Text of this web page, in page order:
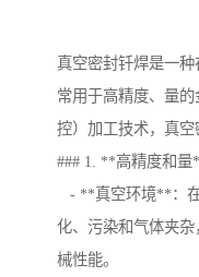
真空密封钎焊是一
常用于高精度、量
控）加工技术，真空
### 1. **高精度和量
- **真空环境**：
化、污染和气体夹
械性能。